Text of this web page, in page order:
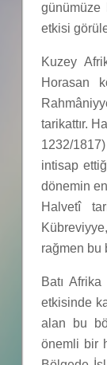
günümüze
etkisi
Kuzey
Horasan
tarikattır.
1232/
intisap
dönemin
Halvetî
rağmen bu
Batı
etkisinde
alan bu
önemli bir